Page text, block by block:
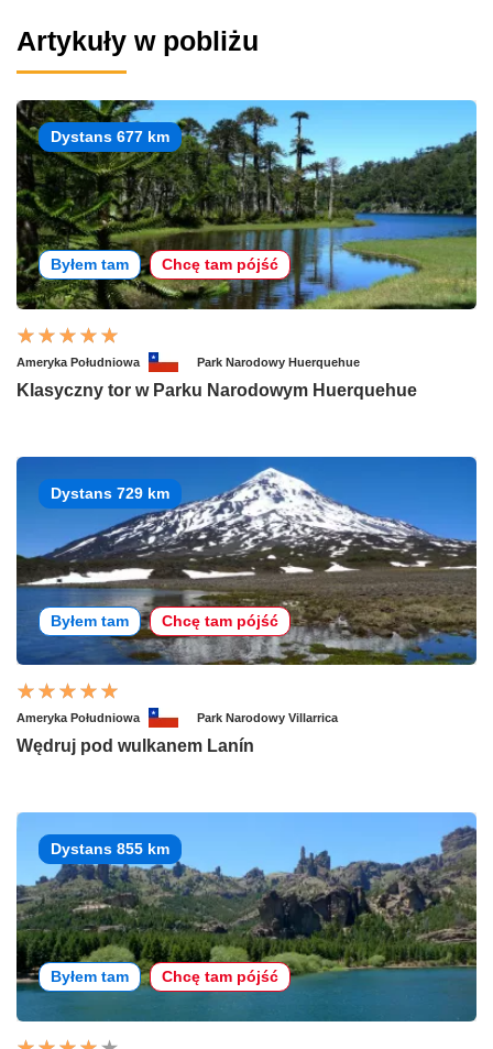
Artykuły w pobliżu
Dystans 677 km
Byłem tam Chcę tam pójść
Ameryka Południowa Park Narodowy Huerquehue
Klasyczny tor w Parku Narodowym Huerquehue
Dystans 729 km
Byłem tam Chcę tam pójść
Ameryka Południowa Park Narodowy Villarrica
Wędruj pod wulkanem Lanín
Dystans 855 km
Byłem tam Chcę tam pójść